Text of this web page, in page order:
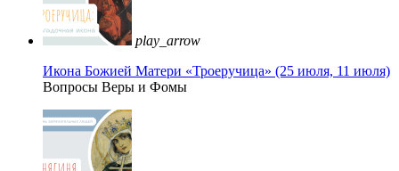
play_arrow
Икона Божией Матери «Троеручица» (25 июля, 11 июля)
Вопросы Веры и Фомы